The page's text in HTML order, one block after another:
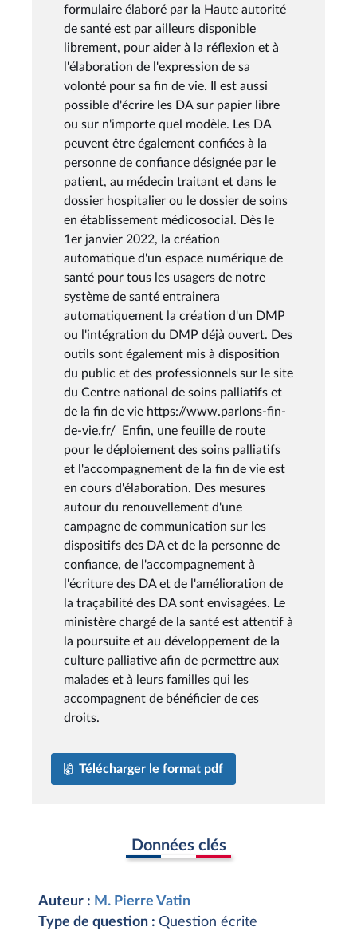
formulaire élaboré par la Haute autorité
de santé est par ailleurs disponible
librement, pour aider à la réflexion et à
l'élaboration de l'expression de sa
volonté pour sa fin de vie. Il est aussi
possible d'écrire les DA sur papier libre
ou sur n'importe quel modèle. Les DA
peuvent être également confiées à la
personne de confiance désignée par le
patient, au médecin traitant et dans le
dossier hospitalier ou le dossier de soins
en établissement médicosocial. Dès le
1er janvier 2022, la création
automatique d'un espace numérique de
santé pour tous les usagers de notre
système de santé entrainera
automatiquement la création d'un DMP
ou l'intégration du DMP déjà ouvert. Des
outils sont également mis à disposition
du public et des professionnels sur le site
du Centre national de soins palliatifs et
de la fin de vie https://www.parlons-fin-
de-vie.fr/ Enfin, une feuille de route
pour le déploiement des soins palliatifs
et l'accompagnement de la fin de vie est
en cours d'élaboration. Des mesures
autour du renouvellement d'une
campagne de communication sur les
dispositifs des DA et de la personne de
confiance, de l'accompagnement à
l'écriture des DA et de l'amélioration de
la traçabilité des DA sont envisagées. Le
ministère chargé de la santé est attentif à
la poursuite et au développement de la
culture palliative afin de permettre aux
malades et à leurs familles qui les
accompagnent de bénéficier de ces
droits.
Télécharger le format pdf
Données clés
Auteur : M. Pierre Vatin
Type de question : Question écrite